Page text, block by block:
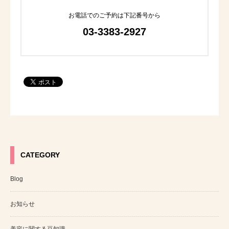
お電話でのご予約は下記番号から
03-3383-2927
CATEGORY
Blog
お知らせ